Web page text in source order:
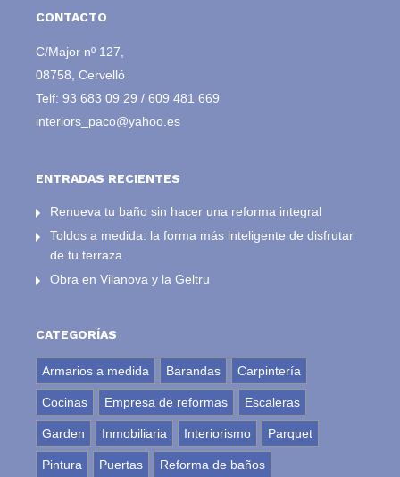
CONTACTO
C/Major nº 127,
08758, Cervelló
Telf: 93 683 09 29 / 609 481 669
interiors_paco@yahoo.es
ENTRADAS RECIENTES
Renueva tu baño sin hacer una reforma integral
Toldos a medida: la forma más inteligente de disfrutar
de tu terraza
Obra en Vilanova y la Geltru
CATEGORÍAS
Armarios a medida Barandas Carpintería
Cocinas Empresa de reformas Escaleras
Garden Inmobiliaria Interiorismo Parquet
Pintura Puertas Reforma de baños